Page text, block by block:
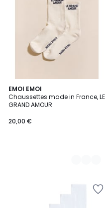
EMOI EMOI
Chaussettes made in France, LE
GRAND AMOUR
20,00 €
2
Couleurs